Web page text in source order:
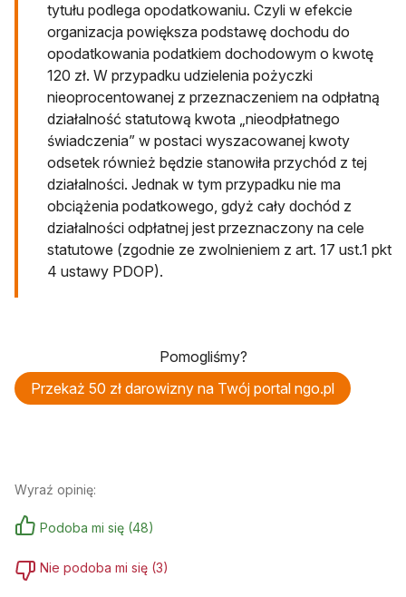
tytułu podlega opodatkowaniu. Czyli w efekcie
organizacja powiększa podstawę dochodu do
opodatkowania podatkiem dochodowym o kwotę
120 zł. W przypadku udzielenia pożyczki
nieoprocentowanej z przeznaczeniem na odpłatną
działalność statutową kwota „nieodpłatnego
świadczenia” w postaci wyszacowanej kwoty
odsetek również będzie stanowiła przychód z tej
działalności. Jednak w tym przypadku nie ma
obciążenia podatkowego, gdyż cały dochód z
działalności odpłatnej jest przeznaczony na cele
statutowe (zgodnie ze zwolnieniem z art. 17 ust.1 pkt
4 ustawy PDOP).
Pomogliśmy?
Przekaż 50 zł darowizny na Twój portal ngo.pl
Wyraź opinię:
Podoba mi się (48)
Nie podoba mi się (3)